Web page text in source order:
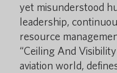
yet misunderstood
leadership,
resource
“Ceiling And
aviation world,